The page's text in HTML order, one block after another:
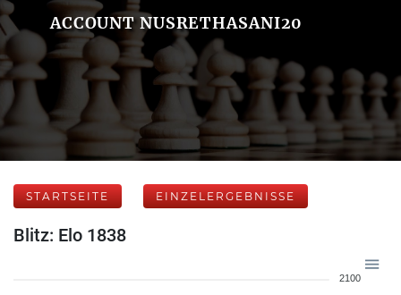
ACCOUNT NUSRETHASANI20
STARTSEITE EINZELERGEBNISSE
Blitz: Elo 1838
2100